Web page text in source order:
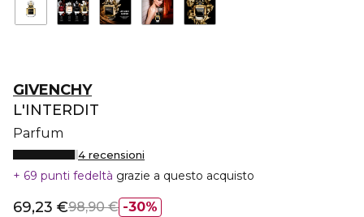
GIVENCHY
L'INTERDIT
Parfum
4 recensioni
69 punti fedeltà grazie a questo acquisto
30%
69,23 €98,90 €